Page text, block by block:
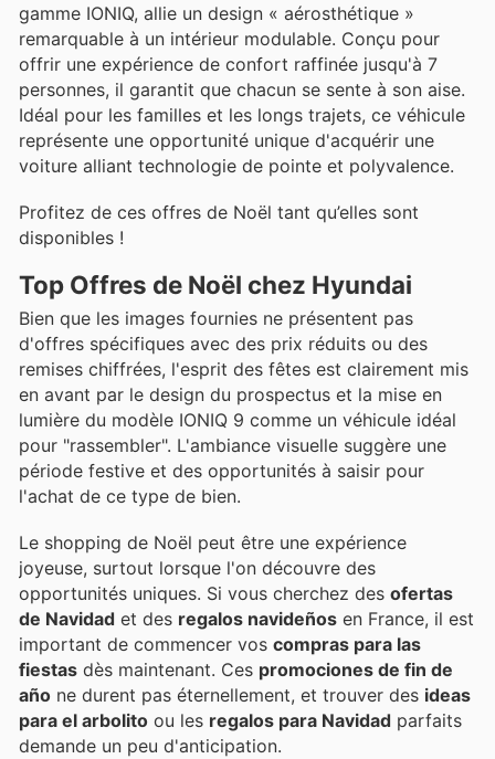
gamme IONIQ, allie un design « aérosthétique »
remarquable à un intérieur modulable. Conçu pour
offrir une expérience de confort raffinée jusqu'à 7
personnes, il garantit que chacun se sente à son aise.
Idéal pour les familles et les longs trajets, ce véhicule
représente une opportunité unique d'acquérir une
voiture alliant technologie de pointe et polyvalence.
Profitez de ces offres de Noël tant qu’elles sont
disponibles !
Top Offres de Noël chez Hyundai
Bien que les images fournies ne présentent pas
d'offres spécifiques avec des prix réduits ou des
remises chiffrées, l'esprit des fêtes est clairement mis
en avant par le design du prospectus et la mise en
lumière du modèle IONIQ 9 comme un véhicule idéal
pour "rassembler". L'ambiance visuelle suggère une
période festive et des opportunités à saisir pour
l'achat de ce type de bien.
Le shopping de Noël peut être une expérience
joyeuse, surtout lorsque l'on découvre des
opportunités uniques. Si vous cherchez des ofertas
de Navidad et des regalos navideños en France, il est
important de commencer vos compras para las
fiestas dès maintenant. Ces promociones de fin de
año ne durent pas éternellement, et trouver des ideas
para el arbolito ou les regalos para Navidad parfaits
demande un peu d'anticipation.